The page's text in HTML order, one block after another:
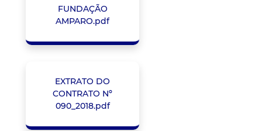
FUNDAÇÃO
AMPARO.pdf
EXTRATO DO
CONTRATO Nº
090_2018.pdf